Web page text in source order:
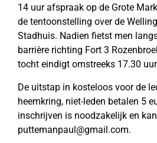
14 uur afspraak op de Grote
de tentoonstelling over de
Stadhuis. Nadien fietst men
barrière richting Fort 3
tocht eindigt omstreeks 17.30
De uitstap in kosteloos voor de
heemkring, niet-leden betalen 5
inschrijven is noodzakelijk en
puttemanpaul@gmail.com.